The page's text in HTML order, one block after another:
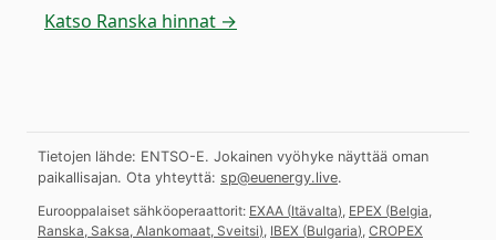
Katso Ranska hinnat →
Tietojen lähde: ENTSO-E. Jokainen vyöhyke näyttää oman
paikallisajan. Ota yhteyttä: sp@euenergy.live.
Eurooppalaiset sähköoperaattorit: EXAA (Itävalta), EPEX (Belgia,
Ranska, Saksa, Alankomaat, Sveitsi), IBEX (Bulgaria), CROPEX